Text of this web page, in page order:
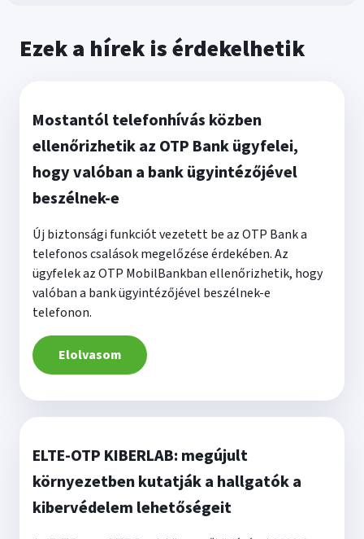
Ezek a hírek is érdekelhetik
Mostantól telefonhívás közben
ellenőrizhetik az OTP Bank ügyfelei,
hogy valóban a bank ügyintézőjével
beszélnek-e
Új biztonsági funkciót vezetett be az OTP Bank a
telefonos csalások megelőzése érdekében. Az
ügyfelek az OTP MobilBankban ellenőrizhetik, hogy
valóban a bank ügyintézőjével beszélnek-e
telefonon.
Elolvasom
ELTE-OTP KIBERLAB: megújult
környezetben kutatják a hallgatók a
kibervédelem lehetőségeit